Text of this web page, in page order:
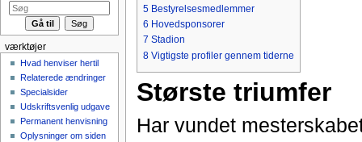
5 Bestyrelsesmedlemmer
6 Hovedsponsorer
7 Stadion
8 Vigtigste profiler gennem tiderne
Største triumfer
Har vundet
værktøjer
Hvad henviser hertil
Relaterede ændringer
Specialsider
Udskriftsvenlig udgave
Permanent henvisning
Oplysninger om siden